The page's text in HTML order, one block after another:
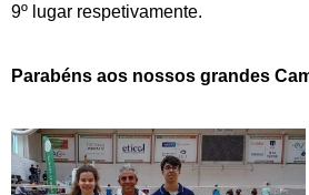
9º lugar respetivamente.
Parabéns aos nossos grandes